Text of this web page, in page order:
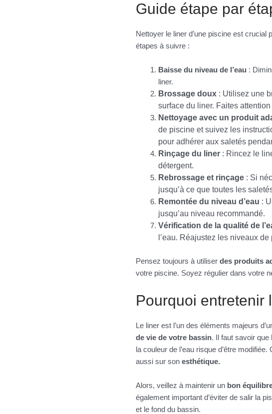
Guide étape par
Nettoyer le liner d’une piscine est crucial
étapes à suivre :
Baisse du niveau de l’eau :
liner.
Brossage doux : Utilisez une
surface du liner. Faites
Nettoyage avec un produit
de piscine et suivez les
pour adhérer aux saletés
Rinçage du liner : Rincez le
détergent.
Rebrossage et rinçage : Si
jusqu’à ce que toutes les
Remontée du niveau d’eau :
jusqu’au niveau recommandé.
Vérification de la qualité de
l’eau. Réajustez les niveaux
Pensez toujours à utiliser des produits
votre piscine. Soyez régulier dans votre
Pourquoi entretenir
Le liner est l’un des éléments majeurs
de vie de votre bassin. Il faut savoir que
la couleur de l’eau risque d’être
aussi sur son esthétique.
Alors, veillez à maintenir un bon
également important d’éviter de salir la
et le fond du bassin.